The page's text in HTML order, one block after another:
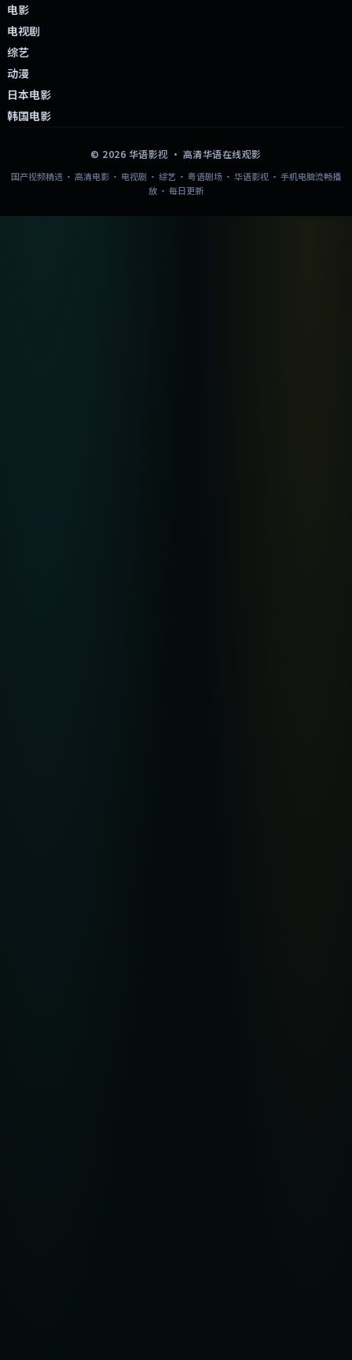
电影
电视剧
综艺
动漫
日本电影
韩国电影
© 2026 华语影视 · 高清华语在线观影
国产视频精选 · 高清电影 · 电视剧 · 综艺 · 粤语剧场 · 华语影视 · 手机电脑流畅播
放 · 每日更新